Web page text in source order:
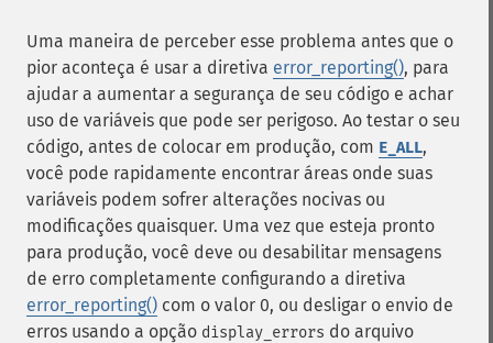
Uma maneira de perceber esse problema antes que o
pior aconteça é usar a diretiva error_reporting(), para
ajudar a aumentar a segurança de seu código e achar
uso de variáveis que pode ser perigoso. Ao testar o seu
código, antes de colocar em produção, com E_ALL,
você pode rapidamente encontrar áreas onde suas
variáveis podem sofrer alterações nocivas ou
modificações quaisquer. Uma vez que esteja pronto
para produção, você deve ou desabilitar mensagens
de erro completamente configurando a diretiva
error_reporting() com o valor 0, ou desligar o envio de
erros usando a opção display_errors do arquivo